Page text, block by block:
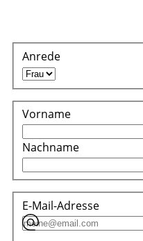
Anrede
Vorname
Nachname
E-Mail-Adresse